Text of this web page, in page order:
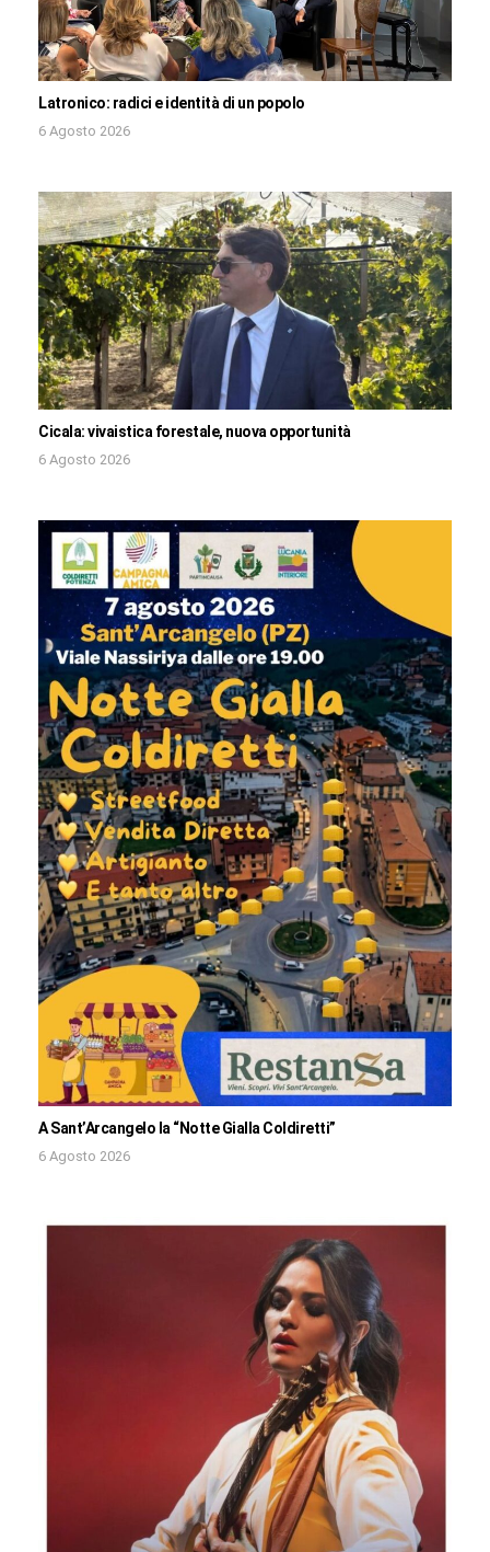
Latronico: radici e identità di un popolo
6 Agosto 2026
Cicala: vivaistica forestale, nuova opportunità
6 Agosto 2026
A Sant’Arcangelo la “Notte Gialla Coldiretti”
6 Agosto 2026